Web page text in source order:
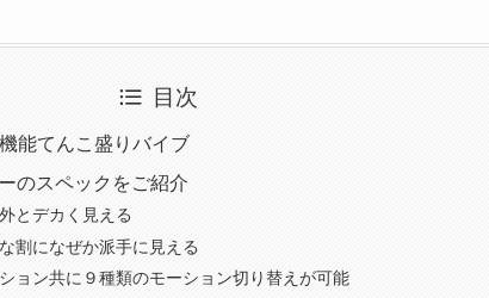
目次
能てんこ盛りバイブ
のスペックをご紹介
とデカく見える
割になぜか派手に見える
ョン共に９種類のモーション切り替えが可能